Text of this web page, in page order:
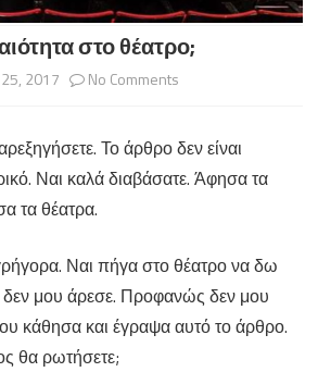
στο θέατρο;
2017 No Comments
ή
χυδαιότητα
θέατρο;
Το άρθρο δεν είναι
Ναι καλά διαβάσατε. Άφησα τα
τα θέατρα.
Ναι πήγα στο θέατρο να δω
μου άρεσε. Προφανώς δεν μου
κάθησα και έγραψα αυτό το άρθρο.
θα ρωτήσετε;